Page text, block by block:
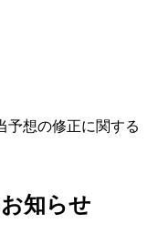
予想の修正に関する
知らせ